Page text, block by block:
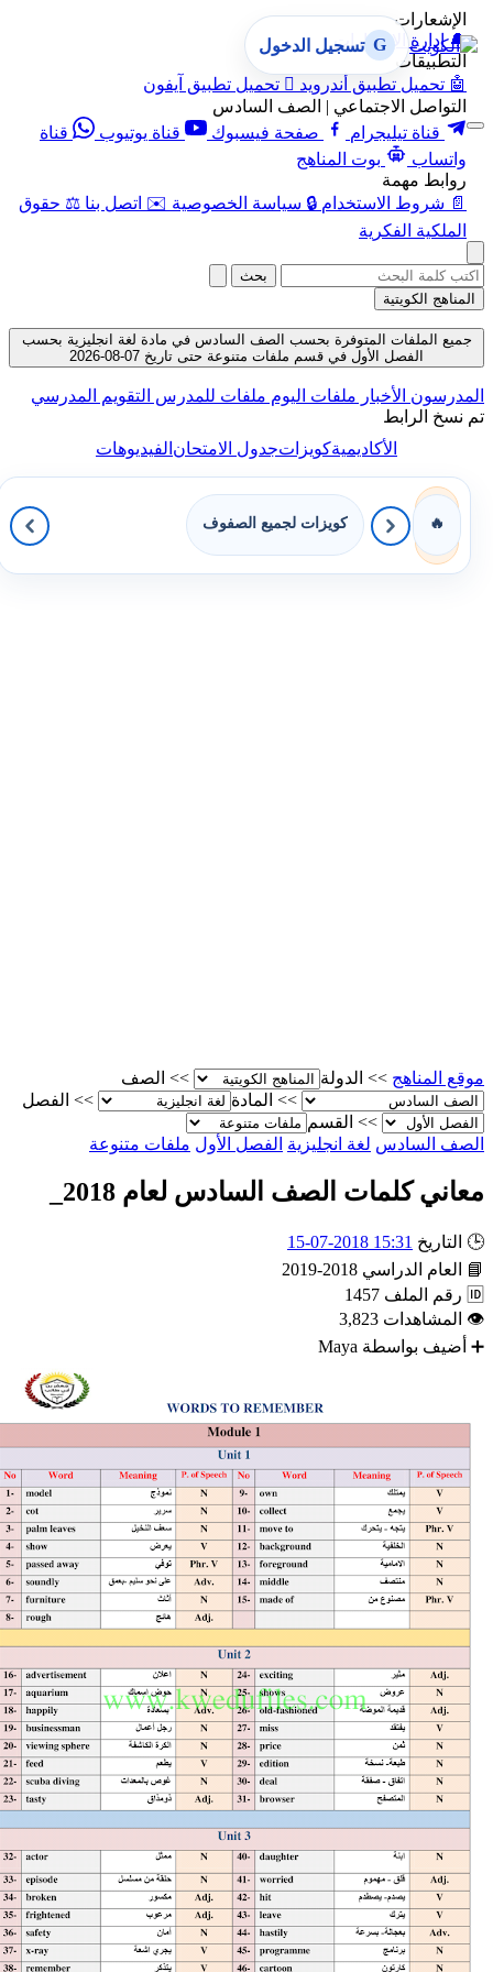
الإشعارات
🔔 إدارة الإشعارات
التطبيقات
تحميل تطبيق أندرويد  تحميل تطبيق آيفون
التواصل الاجتماعي | الصف السادس
قناة تيليجرام
صفحة فيسبوك قناة يوتيوب
قناة
واتساب
بوت المناهج
روابط مهمة
شروط الاستخدام 🔒 سياسة الخصوصية ✉️ اتصل بنا ⚖️ حقوق
الملكية الفكرية
G تسجيل الدخول
بحث
المناهج الكويتية
جميع الملفات المتوفرة بحسب الصف السادس في مادة لغة انجليزية بحسب
الفصل الأول في قسم ملفات متنوعة حتى تاريخ 07-08-2026
الأخبارملفات اليومملفات للمدرسالتقويم المدرسي
نسخ الرابط
الأكاديميةكويزاتجدول الامتحانالفيديوهات
كويزات لجميع الصفوف
المناهج >> الدولة >> الصف
>> المادة >> الفصل
>> القسم
السادس لغة انجليزية الفصل الأول ملفات متنوعة
كلمات الصف السادس لعام 2018_
التاريخ 15:31 2018-07-15
العام الدراسي 2018-2019
رقم الملف 1457
المشاهدات 3,823
أضيف بواسطة Maya